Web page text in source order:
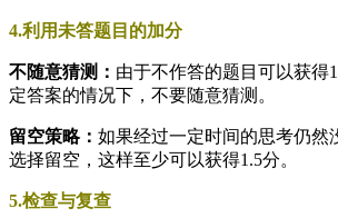
4.利用未答题目的加分
不随意猜测： 由于不作答的题目可以获得
定答案的情况下，不要随意猜测。
留空策略： 如果经过一定时间的思考仍然
选择留空，这样至少可以获得1.5分。
5.检查与复查